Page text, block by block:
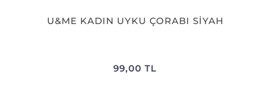
U&ME KADIN UYKU ÇORABI SİYAH
99,00 TL